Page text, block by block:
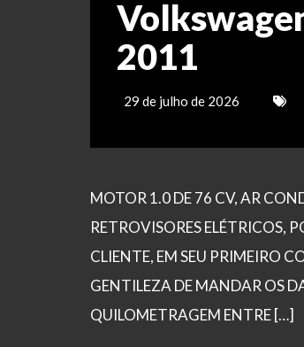
2011
29 de julho de 2026
MOTOR 1.0 DE 76 CV, AR
RETROVISORES ELÉTRICOS,
CLIENTE, EM SEU PRIMEIRO
GENTILEZA DE MANDAR OS
QUILOMETRAGEM ENTRE […]